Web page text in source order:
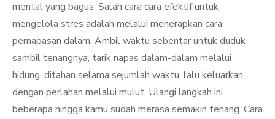
mental yang bagus. Salah cara cara efektif untuk
mengelola stres adalah melalui menerapkan cara
pernapasan dalam. Ambil waktu sebentar untuk duduk
sambil tenangnya, tarik napas dalam-dalam melalui
hidung, ditahan selama sejumlah waktu, lalu keluarkan
dengan perlahan melalui mulut. Ulangi langkah ini
beberapa hingga kamu sudah merasa semakin tenang. Cara